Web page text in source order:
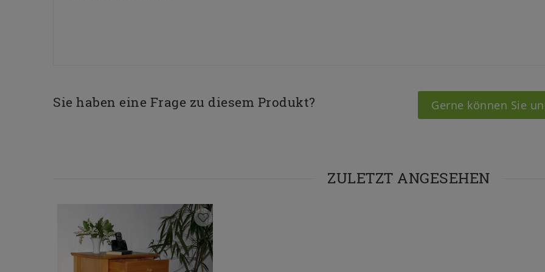
Sie haben eine Frage zu diesem Produkt? Gerne können Sie
ZULETZT ANGESEHEN